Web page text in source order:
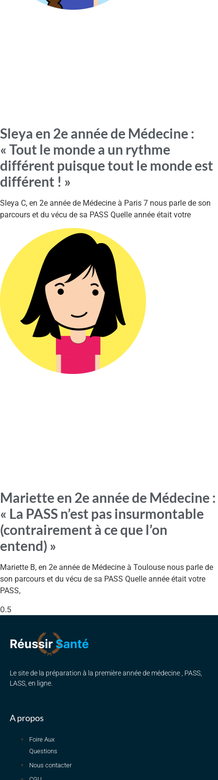
Sleya en 2e année de Médecine :
« Tout le monde a un rythme
différent puisque tout le monde est
différent ! »
Sleya C, en 2e année de Médecine à Paris 7 nous parle de son
parcours et du vécu de sa PASS Quelle année était votre
Mariette en 2e année de Médecine :
« La PASS n’est pas insurmontable
(contrairement à ce que l’on
entend) »
Mariette B, en 2e année de Médecine à Toulouse nous parle de
son parcours et du vécu de sa PASS Quelle année était votre
PASS,
Le site de la préparation à la première année de médecine , PASS,
LASS, en ligne.
A propos
Foire Aux
Questions
Nous contacter